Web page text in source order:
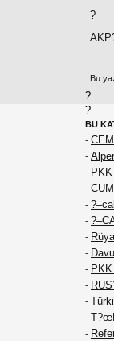
?
Bu
?
?
BU
-
-
-
-
-
-
-
-
-
-
-
-
-